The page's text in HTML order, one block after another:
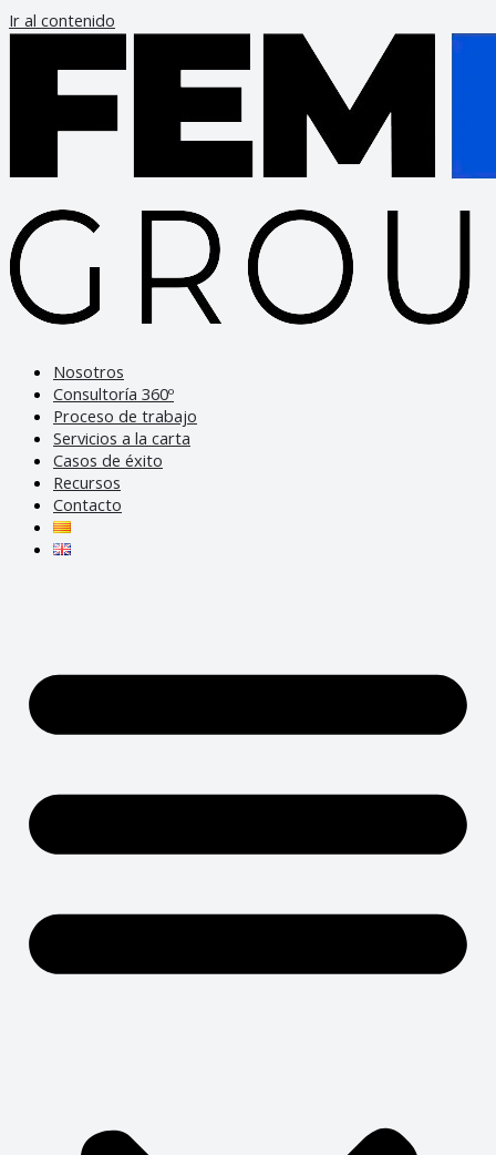
Ir al contenido
Nosotros
Consultoría 360º
Proceso de trabajo
Servicios a la carta
Casos de éxito
Recursos
Contacto